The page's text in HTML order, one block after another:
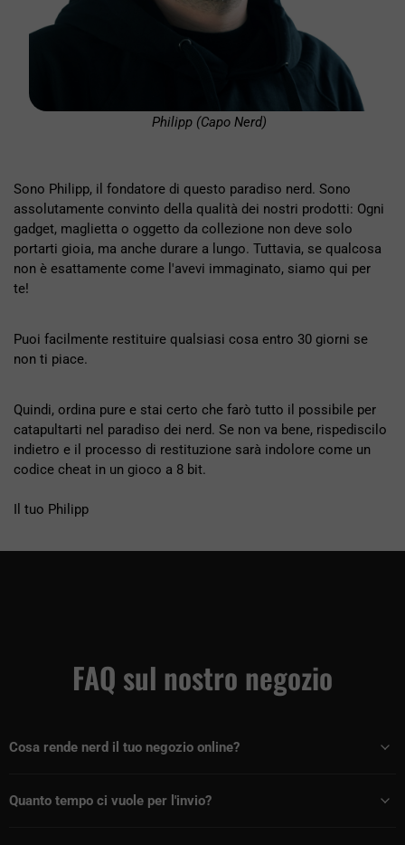
Philipp (Capo Nerd)
Sono Philipp, il fondatore di questo paradiso nerd. Sono
assolutamente convinto della qualità dei nostri prodotti: Ogni
gadget, maglietta o oggetto da collezione non deve solo
portarti gioia, ma anche durare a lungo. Tuttavia, se qualcosa
non è esattamente come l'avevi immaginato, siamo qui per
te!
Puoi facilmente restituire qualsiasi cosa entro 30 giorni se
non ti piace.
Quindi, ordina pure e stai certo che farò tutto il possibile per
catapultarti nel paradiso dei nerd. Se non va bene, rispediscilo
indietro e il processo di restituzione sarà indolore come un
codice cheat in un gioco a 8 bit.
Il tuo Philipp
FAQ sul nostro negozio
Cosa rende nerd il tuo negozio online?
Quanto tempo ci vuole per l'invio?